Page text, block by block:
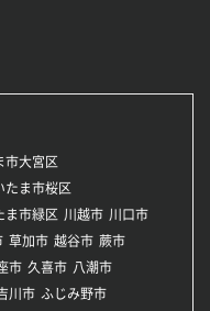
市大宮区
たま市桜区
ま市緑区 川越市 川口市
草加市 越谷市 蕨市
市 久喜市 八潮市
川市 ふじみ野市